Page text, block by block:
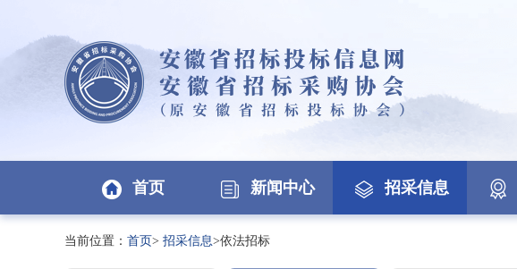
首页 新闻中心 招采信息
当前位置： 首页> 招采信息>依法招标